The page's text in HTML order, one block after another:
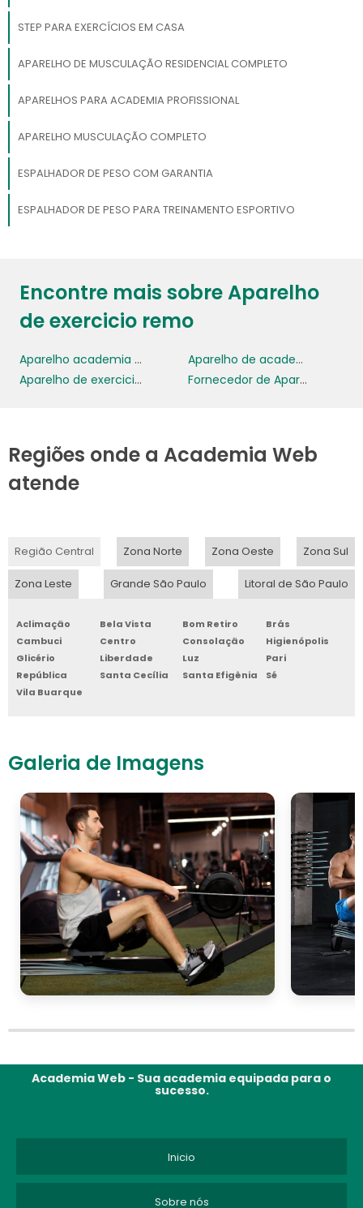
STEP PARA EXERCÍCIOS EM CASA
APARELHO DE MUSCULAÇÃO RESIDENCIAL COMPLETO
APARELHOS PARA ACADEMIA PROFISSIONAL
APARELHO MUSCULAÇÃO COMPLETO
ESPALHADOR DE PESO COM GARANTIA
ESPALHADOR DE PESO PARA TREINAMENTO ESPORTIVO
Encontre mais sobre Aparelho
de exercicio remo
Aparelho academia remo
Aparelho de academia remo
Aparelho de exercicio remo
Fornecedor de Aparelho de Remo
Regiões onde a Academia Web
atende
Região Central Zona Norte Zona Oeste Zona Sul
Zona Leste Grande São Paulo Litoral de São Paulo
Aclimação Bela Vista Bom Retiro
Brás
Cambuci
Centro Consolação
Higienópolis
Glicério
Liberdade Luz
Pari
República
Santa Cecília Santa Efigênia
Sé
Vila Buarque
Galeria de Imagens
Academia Web - Sua academia equipada para o
sucesso.
Inicio
Sobre nós